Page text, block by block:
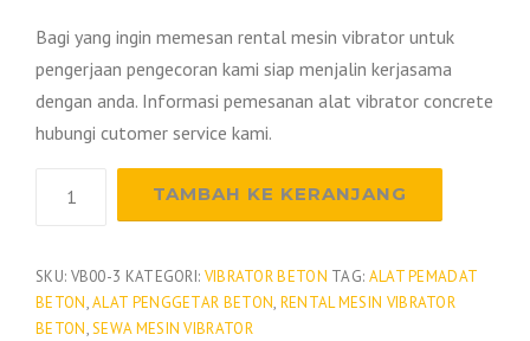
Bagi yang ingin memesan rental mesin vibrator untuk
pengerjaan pengecoran kami siap menjalin kerjasama
dengan anda. Informasi pemesanan alat vibrator concrete
hubungi cutomer service kami.
Mesin
Vibrator
TAMBAH KE KERANJANG
SKU: VB00-3 KATEGORI: VIBRATOR BETON TAG: ALAT PEMADAT
BETON,ALAT PENGGETAR BETON, RENTAL MESIN VIBRATOR
BETON,SEWA MESIN VIBRATOR